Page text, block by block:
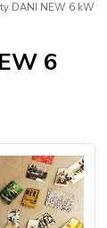
DANI NEW 6 kW
6